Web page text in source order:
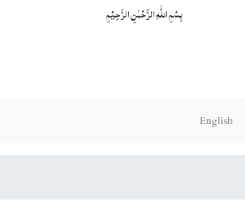
بِسۡمِ اللّٰہِ الرَّحۡمٰنِ الرَّحِیۡمِ
English